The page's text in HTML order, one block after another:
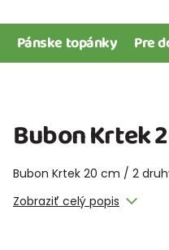
Pánske topánky Pre
Bubon Krtek
Bubon Krtek 20 cm / 2
Zobraziť celý popis